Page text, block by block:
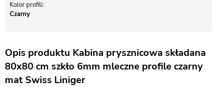
Kolor profili
Czarny
Opis produktu Kabina prysznicowa składana
80x80 cm szkło 6mm mleczne profile czarny
mat Swiss Liniger